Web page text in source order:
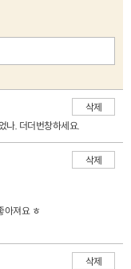
삭제
나. 더더번창하세요.
삭제
아져요 ㅎ
삭제